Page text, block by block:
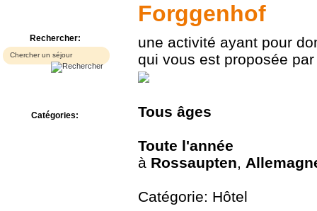
Rechercher:
Catégories:
Forggenhof
une activité ayant pour
qui vous est proposée
Tous âges
Toute l'année
à Rossaupten,
Catégorie: Hôtel